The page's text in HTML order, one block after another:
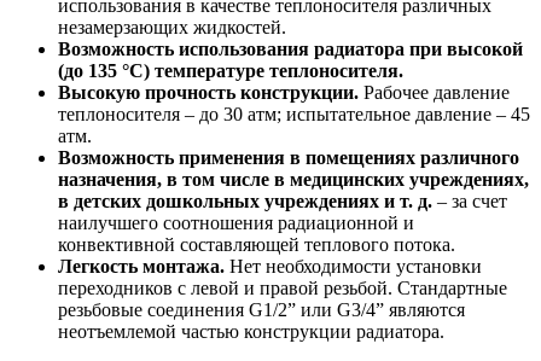
использования в качестве теплоносителя различных
незамерзающих жидкостей.
Возможность использования радиатора при высокой
(до 135 °С) температуре теплоносителя.
Высокую прочность конструкции. Рабочее давление
теплоносителя – до 30 атм; испытательное давление – 45
атм.
Возможность применения в помещениях различного
назначения, в том числе в медицинских учреждениях,
в детских дошкольных учреждениях и т. д. – за счет
наилучшего соотношения радиационной и
конвективной составляющей теплового потока.
Легкость монтажа. Нет необходимости установки
переходников с левой и правой резьбой. Стандартные
резьбовые соединения G1/2” или G3/4” являются
неотъемлемой частью конструкции радиатора.